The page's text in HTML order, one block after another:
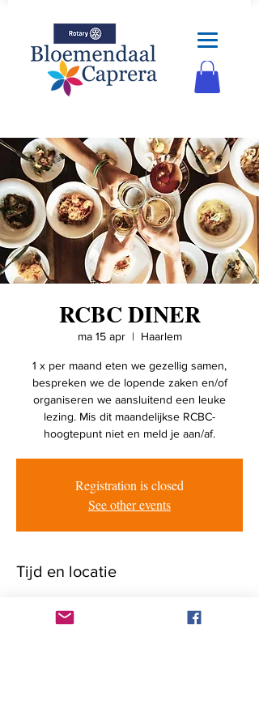
RCBC DINER
ma 15 apr
  |
Haarlem
1 x per maand eten we gezellig samen,
bespreken we de lopende zaken en/of
organiseren we aansluitend een leuke
lezing. Mis dit maandelijkse RCBC-
hoogtepunt niet en meld je aan/af.
Registration is closed
See other events
Tijd en locatie
Haarlem, Ramplaan 125, 2015 GV Haarlem,